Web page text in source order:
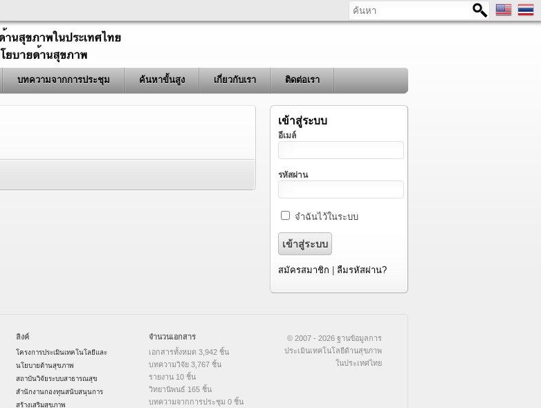
ค้นหา
บทความจากการประชุม ค้นหาขั้นสูง เกี่ยวกับเรา ติดต่อเรา
เข้าสู่ระบบ
อีเมล์
รหัสผ่าน
จำฉันไว้ในระบบ
สมัครสมาชิก ลืมรหัสผ่าน?
ลิงค์
โครงการประเมินเทคโนโลยีและ
นโยบายด้านสุขภาพ
สถาบันวิจัยระบบสาธารณสุข
สำนักงานกองทุนสนับสนุนการ
สร้างเสริมสุขภาพ
จำนวนเอกสาร
เอกสารทั้งหมด 3,942 ชิ้น
บทความวิจัย 3,767 ชิ้น
รายงาน 10 ชิ้น
วิทยานิพนธ์ 165 ชิ้น
บทความจากการประชุม 0 ชิ้น
© 2007 - 2026 ฐานข้อมูลการ
ประเมินเทคโนโลยีด้านสุขภาพ
ในประเทศไทย